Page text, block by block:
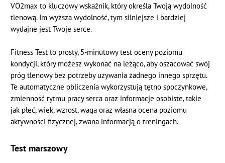
VO2max to kluczowy wskaźnik, który określa Twoją wydolność
tlenową. Im wyższa wydolność, tym silniejsze i bardziej
wydajne jest Twoje serce.
Fitness Test to prosty, 5-minutowy test oceny poziomu
kondycji, który możesz wykonać na leżąco, aby oszacować swój
próg tlenowy bez potrzeby używania żadnego innego sprzętu.
Te automatyczne obliczenia wykorzystują tętno spoczynkowe,
zmienność rytmu pracy serca oraz informacje osobiste, takie
jak płeć, wiek, wzrost, waga oraz własna ocena poziomu
aktywności fizycznej, zwana informacją o treningach.
Test marszowy